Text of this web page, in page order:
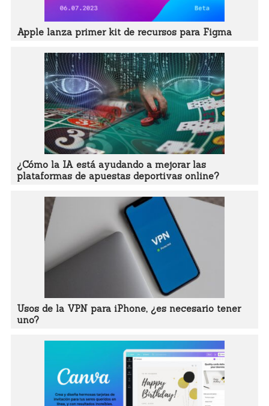
Apple lanza primer kit de recursos para Figma
¿Cómo la IA está ayudando a mejorar las
plataformas de apuestas deportivas online?
Usos de la VPN para iPhone, ¿es necesario tener
uno?